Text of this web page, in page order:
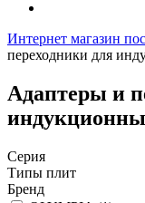
Интернет магазин
переходники для
Адаптеры и
Серия
Типы плит
Бренд